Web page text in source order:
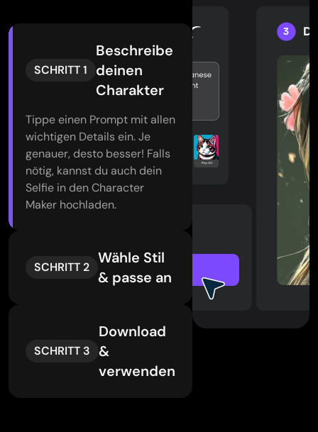
SCHRITT 1
Beschreibe
deinen
Charakter
Tippe einen Prompt mit allen
wichtigen Details ein. Je
genauer, desto besser! Falls
nötig, kannst du auch dein
Selfie in den Character
Maker hochladen.
SCHRITT 2
Wähle Stil
& passe an
SCHRITT 3
Download
&
verwenden